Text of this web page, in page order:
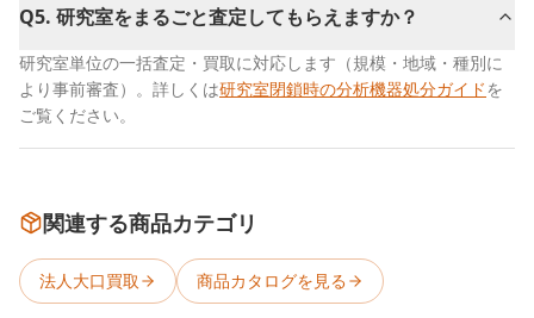
Q5. 研究室をまるごと査定してもらえますか？
研究室単位の一括査定・買取に対応します（規模・地域・種別に
より事前審査）。詳しくは研究室閉鎖時の分析機器処分ガイドを
ご覧ください。
関連する商品カテゴリ
法人大口買取 商品カタログを見る